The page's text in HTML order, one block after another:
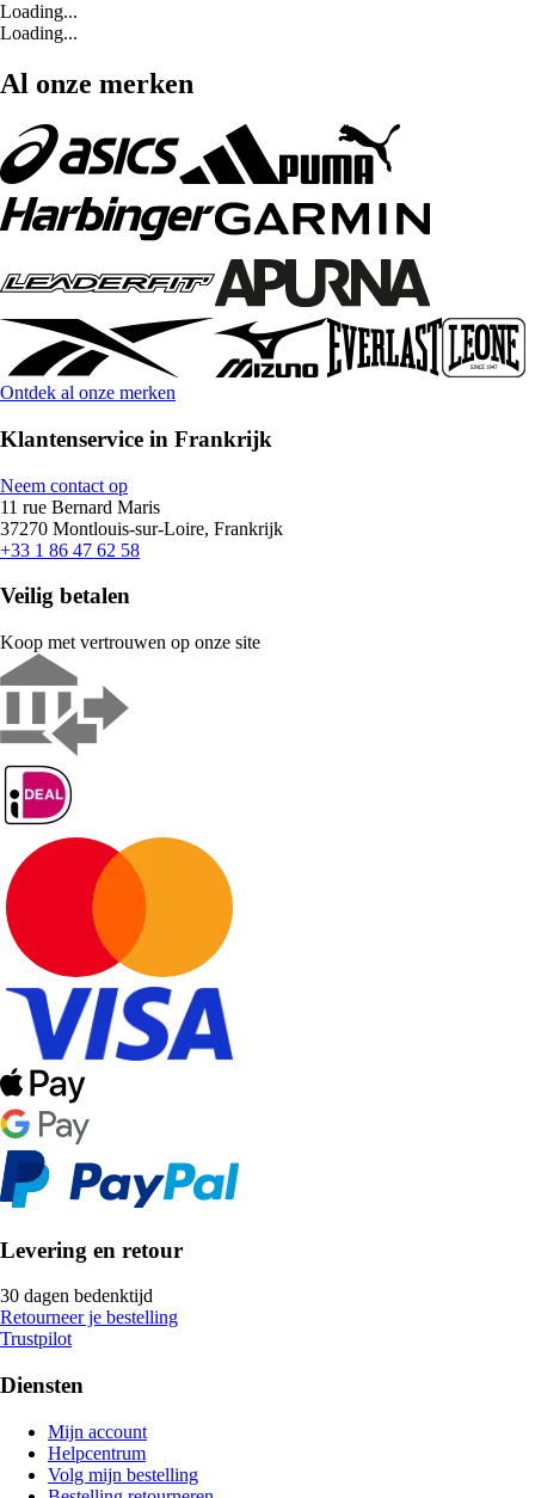
Loading...
Loading...
Al onze merken
Ontdek al onze merken
Klantenservice in Frankrijk
Neem contact op
11 rue Bernard Maris
37270 Montlouis-sur-Loire, Frankrijk
+33 1 86 47 62 58
Veilig betalen
Koop met vertrouwen op onze site
Levering en retour
30 dagen bedenktijd
Retourneer je bestelling
Trustpilot
Diensten
Mijn account
Helpcentrum
Volg mijn bestelling